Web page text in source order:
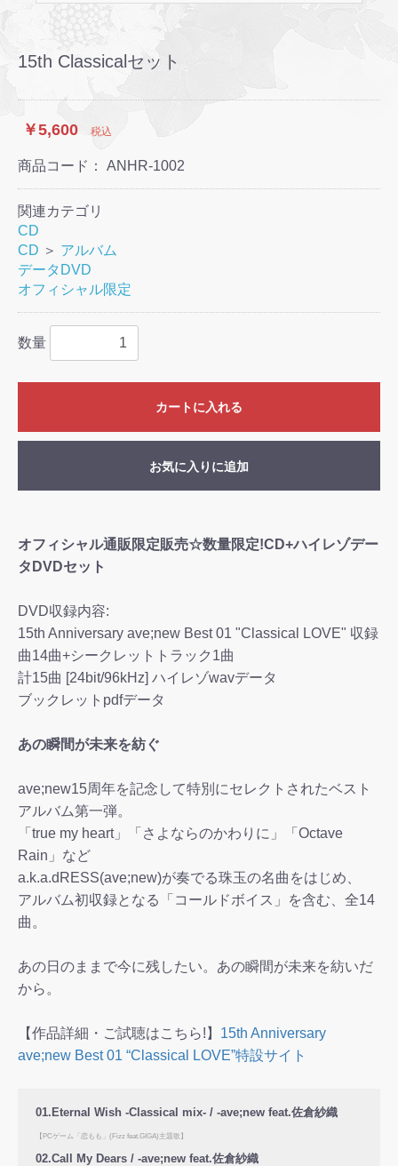
15th Classicalセット
￥5,600 税込
商品コード： ANHR-1002
関連カテゴリ
CD
CD ＞ アルバム
データDVD
オフィシャル限定
数量
カートに入れる
お気に入りに追加
オフィシャル通販限定販売☆数量限定!CD+ハイレゾデー
タDVDセット
DVD収録内容:
15th Anniversary ave;new Best 01 "Classical LOVE" 収録
曲14曲+シークレットトラック1曲
計15曲 [24bit/96kHz] ハイレゾwavデータ
ブックレットpdfデータ
あの瞬間が未来を紡ぐ
ave;new15周年を記念して特別にセレクトされたベスト
アルバム第一弾。
「true my heart」「さよならのかわりに」「Octave
Rain」など
a.k.a.dRESS(ave;new)が奏でる珠玉の名曲をはじめ、
アルバム初収録となる「コールドボイス」を含む、全14
曲。
あの日のままで今に残したい。あの瞬間が未来を紡いだ
から。
【作品詳細・ご試聴はこちら!】 15th Anniversary
ave;new Best 01 “Classical LOVE”特設サイト
01.Eternal Wish -Classical mix- / -ave;new feat.佐倉紗織
【PCゲーム「恋もも」(Fizz feat.GIGA)主題歌】
02.Call My Dears / -ave;new feat.佐倉紗織